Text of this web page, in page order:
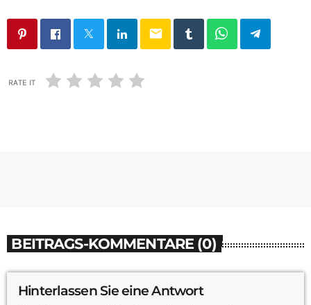
email
RATE IT
BEITRAGS-KOMMENTARE (0)
Hinterlassen Sie eine Antwort